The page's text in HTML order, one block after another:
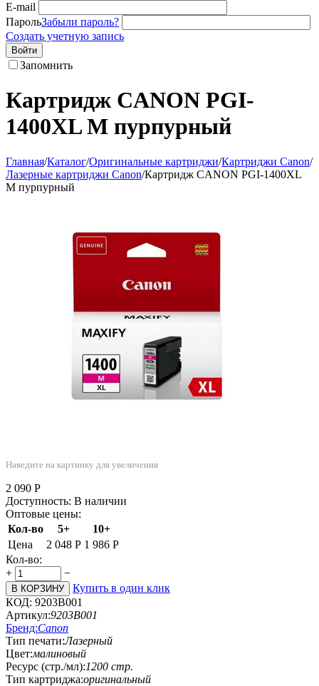
E-mail
ПарольЗабыли пароль?
Создать учетную запись
Войти
Запомнить
Картридж CANON PGI-
1400XL M пурпурный
Главная/Каталог/Оригинальные картриджи/Картриджи Canon/
Лазерные картриджи Canon/Картридж CANON PGI-1400XL
M пурпурный
Наведите на картинку для увеличения
2 090 Р
Доступность: В наличии
Оптовые цены:
Кол-во
5+
10+
Цена
2 048 Р 1 986 Р
Кол-во:
+
−
В КОРЗИНУ
Купить в один клик
КОД: 9203B001
Артикул:9203B001
Бренд:Canon
Тип печати:Лазерный
Цвет:малиновый
Ресурс (стр./мл):1200 стр.
Тип картриджа:оригинальный